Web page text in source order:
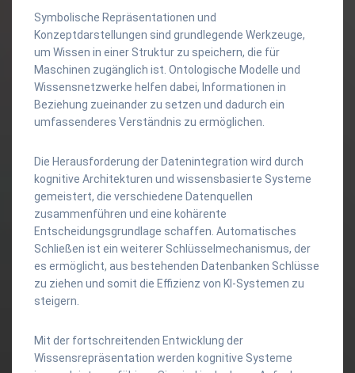
Symbolische Repräsentationen und
Konzeptdarstellungen sind grundlegende Werkzeuge,
um Wissen in einer Struktur zu speichern, die für
Maschinen zugänglich ist. Ontologische Modelle und
Wissensnetzwerke helfen dabei, Informationen in
Beziehung zueinander zu setzen und dadurch ein
umfassenderes Verständnis zu ermöglichen.
Die Herausforderung der Datenintegration wird durch
kognitive Architekturen und wissensbasierte Systeme
gemeistert, die verschiedene Datenquellen
zusammenführen und eine kohärente
Entscheidungsgrundlage schaffen. Automatisches
Schließen ist ein weiterer Schlüsselmechanismus, der
es ermöglicht, aus bestehenden Datenbanken Schlüsse
zu ziehen und somit die Effizienz von KI-Systemen zu
steigern.
Mit der fortschreitenden Entwicklung der
Wissensrepräsentation werden kognitive Systeme